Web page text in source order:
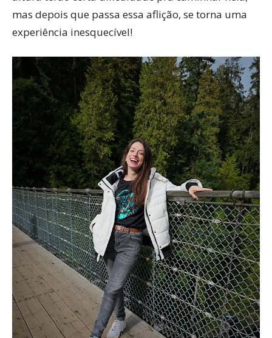
mas depois que passa essa aflição, se torna uma
experiência inesquecível!